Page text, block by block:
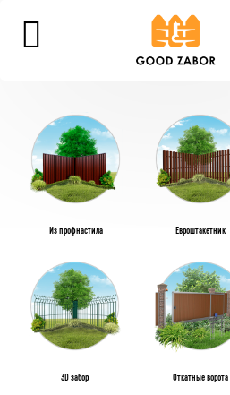
Из профнастила Евроштакетник
3D забор Откатные ворота